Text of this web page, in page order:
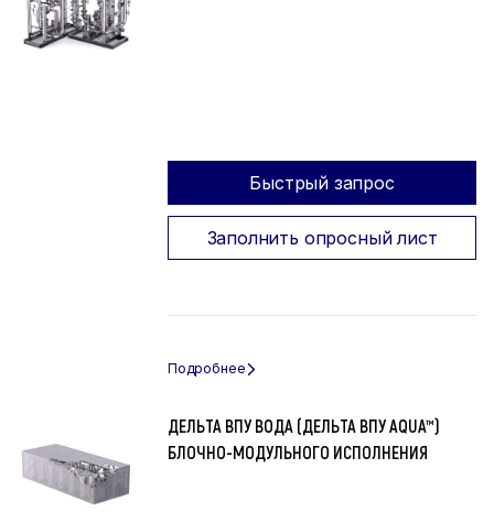
Быстрый запрос
Заполнить опросный лист
ДЕЛЬТА ВПУ ВОДА (ДЕЛЬТА ВПУ AQUA™)
БЛОЧНО-МОДУЛЬНОГО ИСПОЛНЕНИЯ